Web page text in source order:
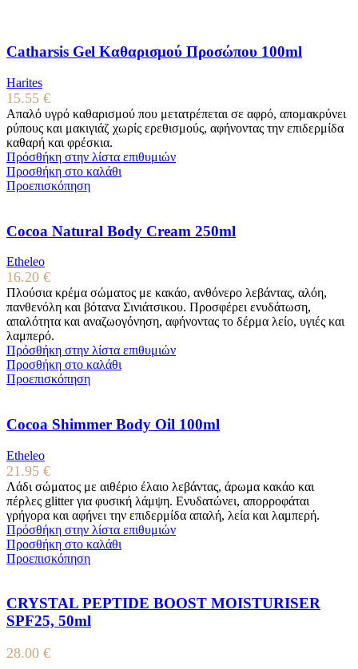
Catharsis Gel Καθαρισμού Προσώπου 100ml
Harites
15.55 €
Απαλό υγρό καθαρισμού που μετατρέπεται σε αφρό, απομακρύνει
ρύπους και μακιγιάζ χωρίς ερεθισμούς, αφήνοντας την επιδερμίδα
καθαρή και φρέσκια.
Πρόσθήκη στην λίστα επιθυμιών
Προσθήκη στο καλάθι
Προεπισκόπηση
Cocoa Natural Body Cream 250ml
Etheleo
16.20 €
Πλούσια κρέμα σώματος με κακάο, ανθόνερο λεβάντας, αλόη,
πανθενόλη και βότανα Σινιάτσικου. Προσφέρει ενυδάτωση,
απαλότητα και αναζωογόνηση, αφήνοντας το δέρμα λείο, υγιές και
λαμπερό.
Πρόσθήκη στην λίστα επιθυμιών
Προσθήκη στο καλάθι
Προεπισκόπηση
Cocoa Shimmer Body Oil 100ml
Etheleo
21.95 €
Λάδι σώματος με αιθέριο έλαιο λεβάντας, άρωμα κακάο και
πέρλες glitter για φυσική λάμψη. Ενυδατώνει, απορροφάται
γρήγορα και αφήνει την επιδερμίδα απαλή, λεία και λαμπερή.
Πρόσθήκη στην λίστα επιθυμιών
Προσθήκη στο καλάθι
Προεπισκόπηση
CRYSTAL PEPTIDE BOOST MOISTURISER
SPF25, 50ml
28.00 €